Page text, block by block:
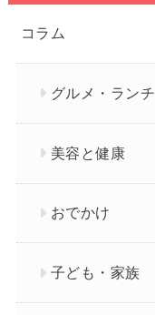
コラム
グルメ・ランチ
美容と健康
おでかけ
子ども・家族